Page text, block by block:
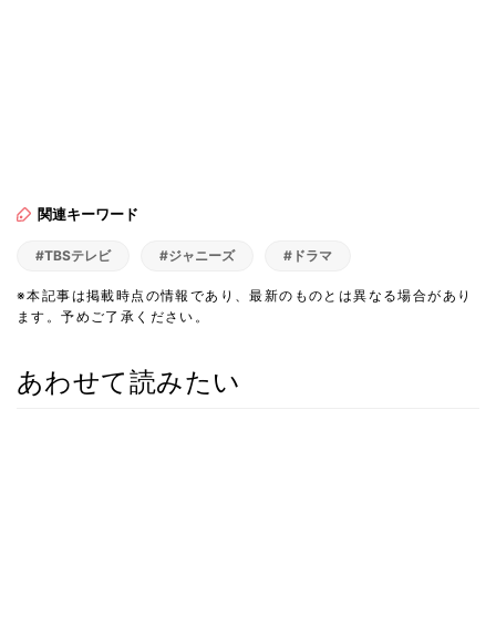
関連キーワード
#TBSテレビ #ジャニーズ #ドラマ
※本記事は掲載時点の情報であり、最新のものとは異なる場合があり
ます。予めご了承ください。
あわせて読みたい